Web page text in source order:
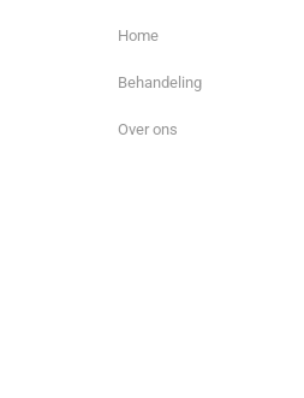
Home
Behandeling
Over ons